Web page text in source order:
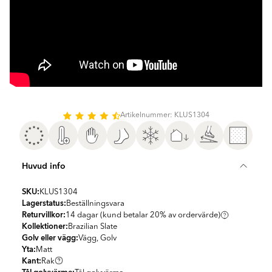
Artikelnummer: KLUS1304
Huvud info
SKU: KLUS1304
Lagerstatus: Beställningsvara
Returvillkor:14 dagar (kund betalar 20% av ordervärde)
Kollektioner: Brazilian Slate
Golv eller vägg:Vägg, Golv
Yta: Matt
Kant: Rak